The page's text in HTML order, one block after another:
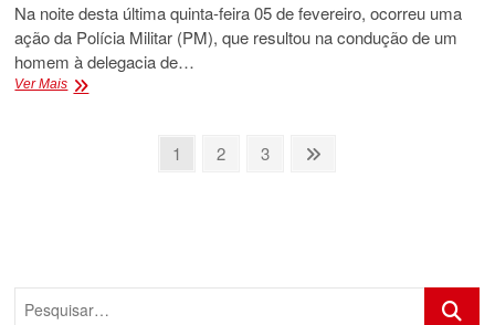
Na noite desta última quinta-feira 05 de fevereiro, ocorreu uma
ação da Polícia Militar (PM), que resultou na condução de um
homem à delegacia de…
Ver MaisPOLÍCIA
Page
1 Page
2 Page
3